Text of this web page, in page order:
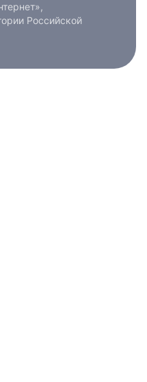
Российской